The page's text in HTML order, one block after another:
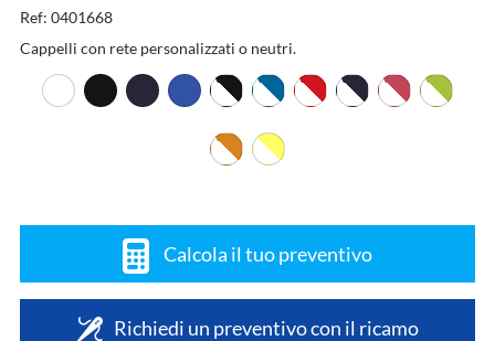
Ref: 0401668
Cappelli con rete personalizzati o neutri.
Calcola il tuo preventivo
Richiedi un preventivo con il ricamo